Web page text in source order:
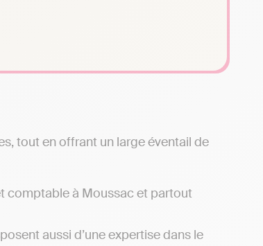
tout en offrant un large éventail de
comptable à Moussac et partout
aussi d’une expertise dans le